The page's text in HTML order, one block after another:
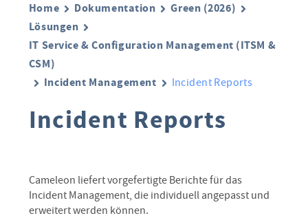
Home Dokumentation
Green (2026)
Lösungen
IT Service & Configuration Management (ITSM &
CSM)
Incident Management
Incident Reports
Incident Reports
Cameleon liefert vorgefertigte Berichte für das
Incident Management, die individuell angepasst und
erweitert werden können.